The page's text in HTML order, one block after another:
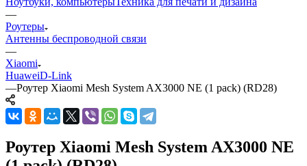
—
Роутеры
Антенны беспроводной связи
—
Xiaomi
HuaweiD-Link
—Роутер Xiaomi Mesh System AX3000 NE (1 pack) (RD28)
Роутер Xiaomi Mesh System AX3000 NE